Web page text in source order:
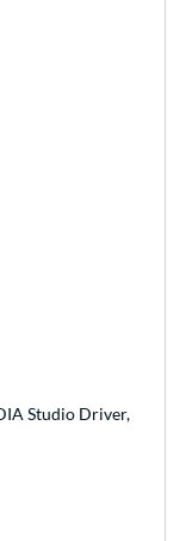
Studio Driver,